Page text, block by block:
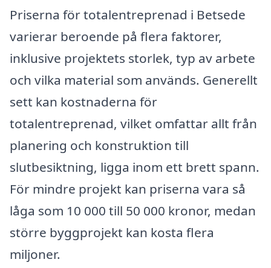
Priserna för totalentreprenad i Betsede
varierar beroende på flera faktorer,
inklusive projektets storlek, typ av arbete
och vilka material som används. Generellt
sett kan kostnaderna för
totalentreprenad, vilket omfattar allt från
planering och konstruktion till
slutbesiktning, ligga inom ett brett spann.
För mindre projekt kan priserna vara så
låga som 10 000 till 50 000 kronor, medan
större byggprojekt kan kosta flera
miljoner.